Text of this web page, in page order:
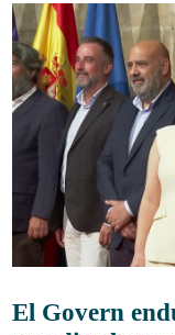
El Govern